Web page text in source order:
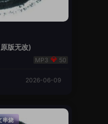
版无改)
50
2026-06-09
串烧